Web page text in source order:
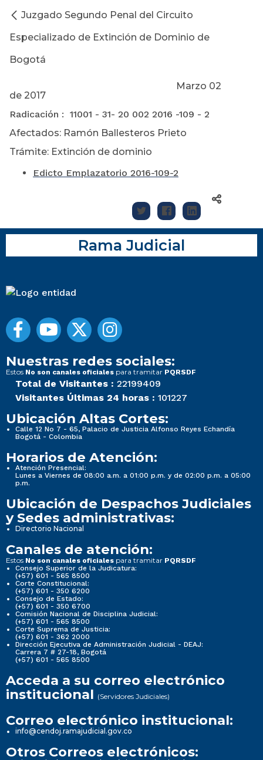
Juzgado Segundo Penal del Circuito
Especializado de Extinción de Dominio de
Bogotá
Marzo 02
de 2017
Radicación : 11001 - 31- 20 002 2016 -109 - 2
Afectados: Ramón Ballesteros Prieto
Trámite: Extinción de dominio
Edicto Emplazatorio 2016-109-2
Rama Judicial
Nuestras redes sociales:
Estos No son canales oficiales para tramitar PQRSDF
Total de Visitantes : 22199409
Visitantes Últimas 24 horas : 101227
Ubicación Altas Cortes:
Calle 12 No 7 - 65, Palacio de Justicia Alfonso Reyes Echandía
Bogotá - Colombia
Horarios de Atención:
Atención Presencial:
Lunes a Viernes de 08:00 a.m. a 01:00 p.m. y de 02:00 p.m. a 05:00
p.m.
Ubicación de Despachos Judiciales
y Sedes administrativas:
Directorio Nacional
Canales de atención:
Estos No son canales oficiales para tramitar PQRSDF
Consejo Superior de la Judicatura:
(+57) 601 - 565 8500
Corte Constitucional:
(+57) 601 - 350 6200
Consejo de Estado:
(+57) 601 - 350 6700
Comisión Nacional de Disciplina Judicial:
(+57) 601 - 565 8500
Corte Suprema de Justicia:
(+57) 601 - 362 2000
Dirección Ejecutiva de Administración Judicial - DEAJ:
Carrera 7 # 27-18, Bogotá
(+57) 601 - 565 8500
Acceda a su correo electrónico
institucional (Servidores Judiciales)
Correo electrónico institucional:
info@cendoj.ramajudicial.gov.co
Otros Correos electrónicos: